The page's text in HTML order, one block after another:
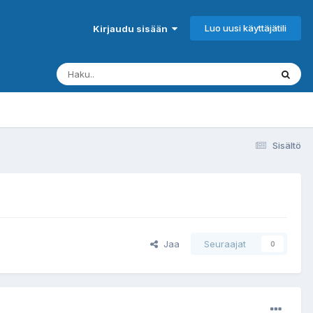
Kirjaudu sisään Luo uusi käyttäjätili
Sisältö
Jaa Seuraajat 0